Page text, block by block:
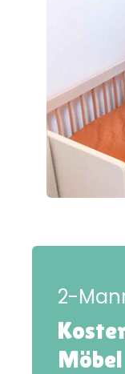
2-
Möbel